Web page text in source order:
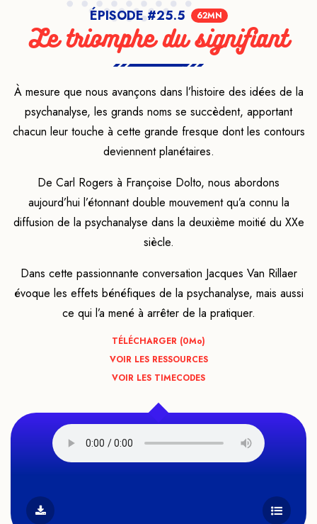
ÉPISODE #25.5 62MN
Le triomphe du signifiant
À mesure que nous avançons dans l’histoire des idées de la
psychanalyse, les grands noms se succèdent, apportant
chacun leur touche à cette grande fresque dont les contours
deviennent planétaires.
De Carl Rogers à Françoise Dolto, nous abordons
aujourd’hui l’étonnant double mouvement qu’a connu la
diffusion de la psychanalyse dans la deuxième moitié du XXe
siècle.
Dans cette passionnante conversation Jacques Van Rillaer
évoque les effets bénéfiques de la psychanalyse, mais aussi
ce qui l’a mené à arrêter de la pratiquer.
TÉLÉCHARGER (0Mo)
VOIR LES RESSOURCES
VOIR LES TIMECODES